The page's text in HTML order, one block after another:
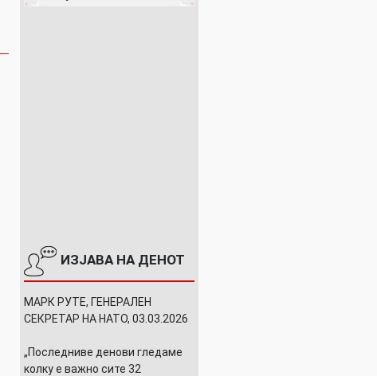
ИЗЈАВА НА ДЕНОТ
МАРК РУТЕ, ГЕНЕРАЛЕН
СЕКРЕТАР НА НАТО, 03.03.2026
„Последниве денови гледаме
колку е важно сите 32